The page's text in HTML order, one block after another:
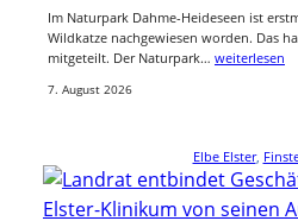
Im Naturpark Dahme-Heideseen ist
Wildkatze nachgewiesen worden. Das
mitgeteilt. Der Naturpark… weiterlesen
7. August 2026
Elbe Elster,